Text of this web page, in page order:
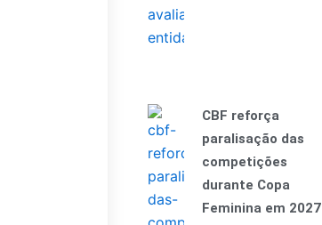
CBF reforça
paralisação das
competições
durante Copa
Feminina em 2027